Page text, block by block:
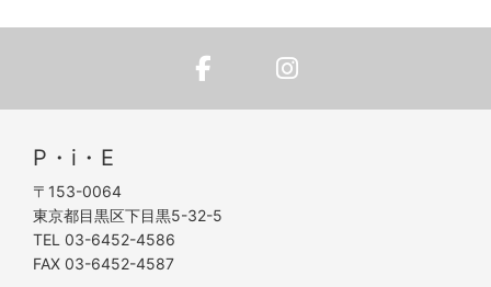
P・i・E
〒153-0064
東京都目黒区下目黒5-32-5
TEL 03-6452-4586
FAX 03-6452-4587